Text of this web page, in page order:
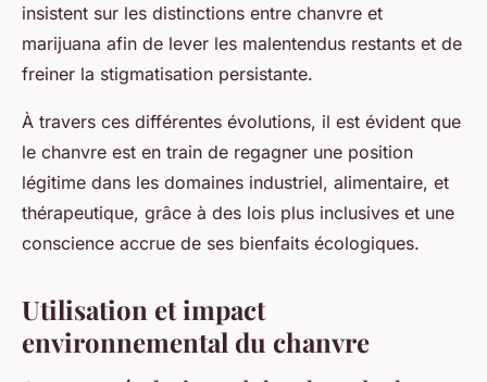
insistent sur les distinctions entre chanvre et
marijuana afin de lever les malentendus restants et de
freiner la stigmatisation persistante.
À travers ces différentes évolutions, il est évident que
le chanvre est en train de regagner une position
légitime dans les domaines industriel, alimentaire, et
thérapeutique, grâce à des lois plus inclusives et une
conscience accrue de ses bienfaits écologiques.
Utilisation et impact
environnemental du chanvre